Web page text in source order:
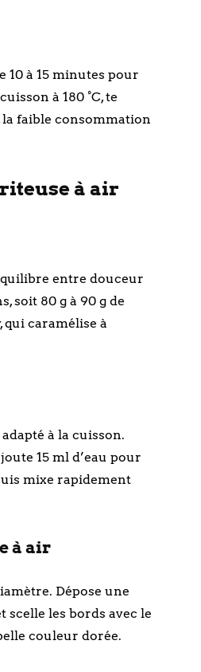
10 à 15 minutes pour
à 180 °C, te
la faible consommation
à air
entre douceur
soit 80 g à 90 g de
qui caramélise à
à la cuisson.
15 ml d’eau pour
mixe rapidement
à air
Dépose une
scelle les bords avec le
couleur dorée.